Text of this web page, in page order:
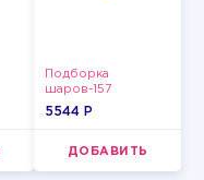
Подборка
шаров-157
5544 P
ДОБАВИТЬ